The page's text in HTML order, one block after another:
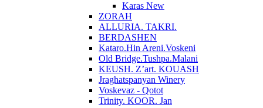
Karas New
ZORAH
ALLURIA. TAKRI.
BERDASHEN
Kataro.Hin Areni.Voskeni
Old Bridge.Tushpa.Malani
KEUSH. Z’art. KOUASH
Jraghatspanyan Winery
Voskevaz - Qotot
Trinity. KOOR. Jan